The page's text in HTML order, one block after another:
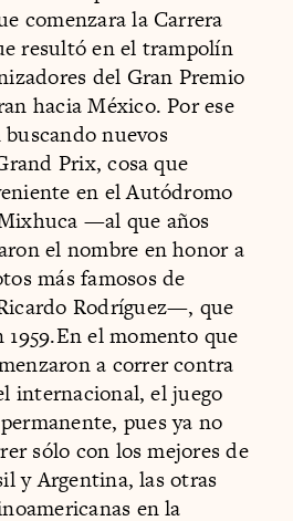
comenzara la Carrera
resultó en el trampolín
del Gran Premio
hacia México. Por ese
nuevos
Prix, cosa que
en el Autódromo
—al que años
el nombre en honor a
más famosos de
Rodríguez—, que
el momento que
a correr contra
internacional, el juego
pues ya no
sólo con los mejores de
y Argentina, las otras
en la